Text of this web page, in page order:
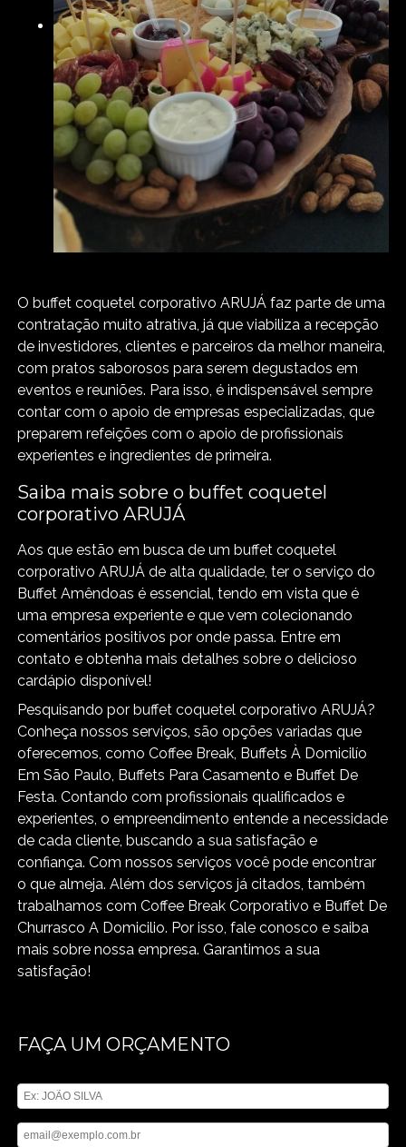
O buffet coquetel corporativo ARUJÁ faz parte de uma
contratação muito atrativa, já que viabiliza a recepção
de investidores, clientes e parceiros da melhor maneira,
com pratos saborosos para serem degustados em
eventos e reuniões. Para isso, é indispensável sempre
contar com o apoio de empresas especializadas, que
preparem refeições com o apoio de profissionais
experientes e ingredientes de primeira.
Saiba mais sobre o buffet coquetel
corporativo ARUJÁ
Aos que estão em busca de um buffet coquetel
corporativo ARUJÁ de alta qualidade, ter o serviço do
Buffet Amêndoas é essencial, tendo em vista que é
uma empresa experiente e que vem colecionando
comentários positivos por onde passa. Entre em
contato e obtenha mais detalhes sobre o delicioso
cardápio disponível!
Pesquisando por buffet coquetel corporativo ARUJÁ?
Conheça nossos serviços, são opções variadas que
oferecemos, como Coffee Break, Buffets À Domicilío
Em São Paulo, Buffets Para Casamento e Buffet De
Festa. Contando com profissionais qualificados e
experientes, o empreendimento entende a necessidade
de cada cliente, buscando a sua satisfação e
confiança. Com nossos serviços você pode encontrar
o que almeja. Além dos serviços já citados, também
trabalhamos com Coffee Break Corporativo e Buffet De
Churrasco A Domicilio. Por isso, fale conosco e saiba
mais sobre nossa empresa. Garantimos a sua
satisfação!
FAÇA UM ORÇAMENTO